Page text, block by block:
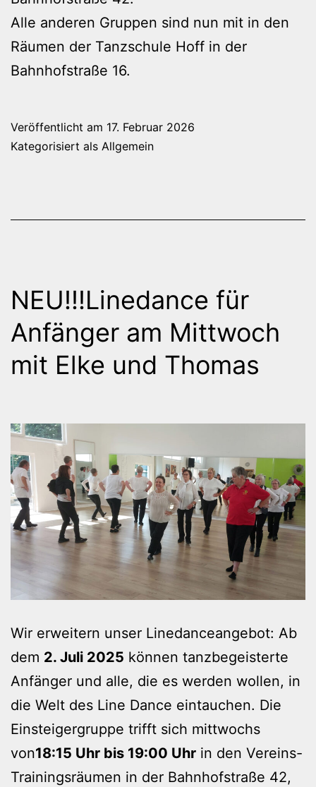
Alle anderen Gruppen sind nun mit in den
Räumen der Tanzschule Hoff in der
Bahnhofstraße 16.
Veröffentlicht am 17. Februar 2026
Kategorisiert als Allgemein
NEU!!!Linedance für
Anfänger am Mittwoch
mit Elke und Thomas
Wir erweitern unser Linedanceangebot: Ab
dem 2. Juli 2025 können tanzbegeisterte
Anfänger und alle, die es werden wollen, in
die Welt des Line Dance eintauchen. Die
Einsteigergruppe trifft sich mittwochs
von18:15 Uhr bis 19:00 Uhr in den Vereins-
Trainingsräumen in der Bahnhofstraße 42,